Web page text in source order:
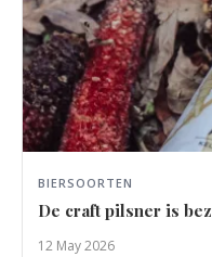
BIERSOORTEN
De craft pilsner is
12 May 2026